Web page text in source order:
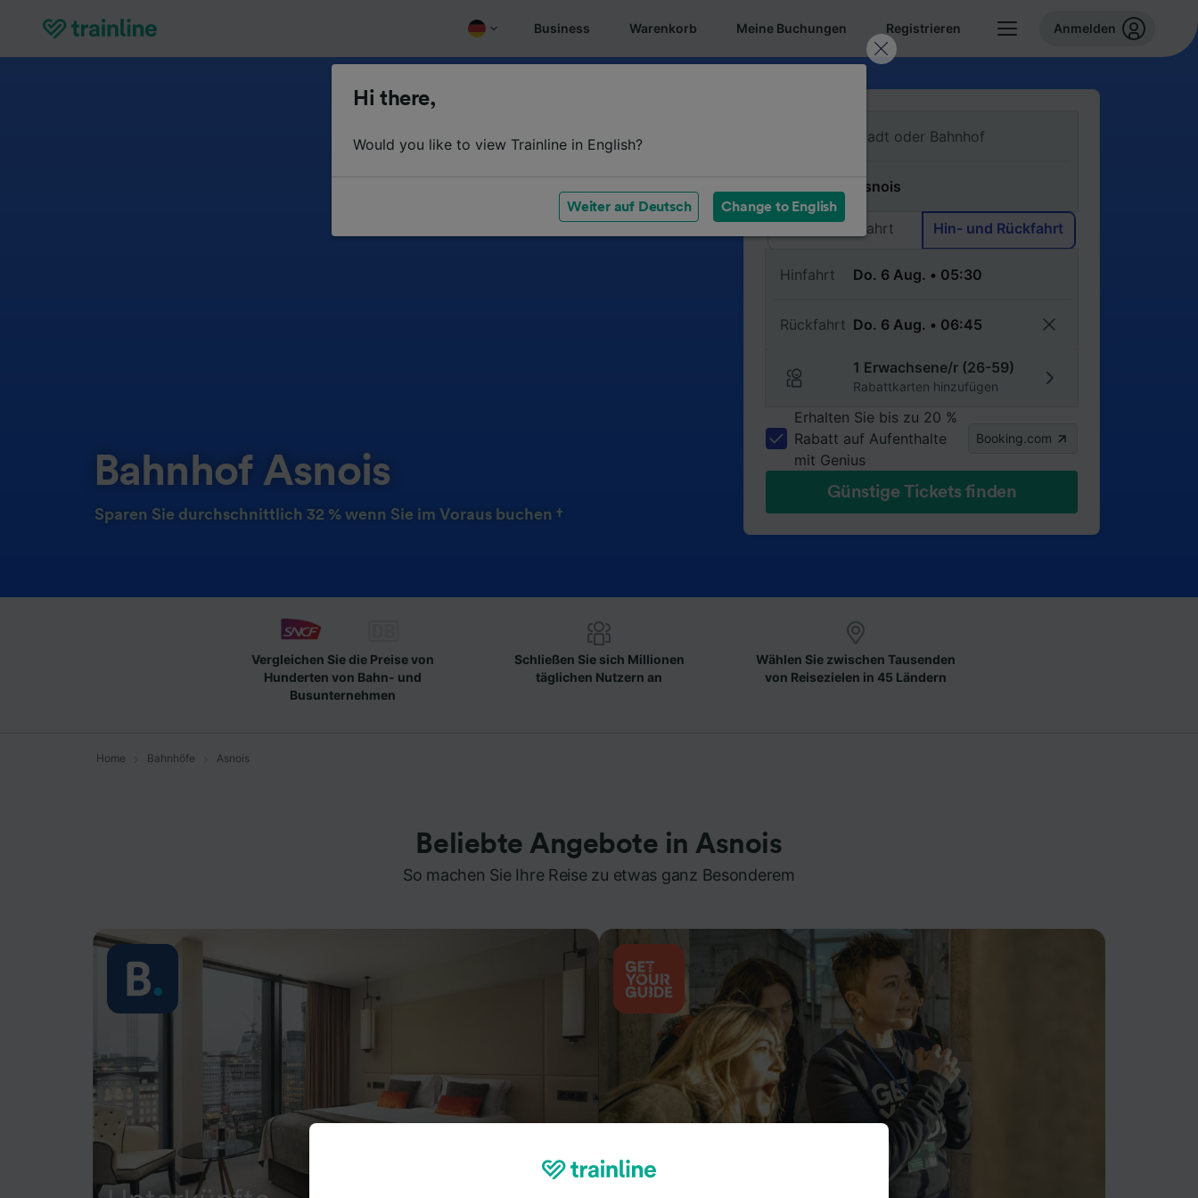
Business Warenkorb Meine Buchungen Registrieren Anmelden
Bahnhof Asnois
Sparen Sie durchschnittlich 32 % wenn Sie im Voraus buchen †
Einfache Fahrt Hin- und Rückfahrt
Hinfahrt
Rückfahrt
1 Erwachsene/r (26-59)
Rabattkarten hinzufügen
Erhalten Sie bis zu 20 %
Rabatt auf Aufenthalte
mit Genius
Booking.com
Günstige Tickets finden
Vergleichen Sie die Preise von
Hunderten von Bahn- und
Busunternehmen
Schließen Sie sich Millionen
täglichen Nutzern an
Wählen Sie zwischen Tausenden
von Reisezielen in 45 Ländern
Home Bahnhöfe Asnois
Beliebte Angebote in Asnois
So machen Sie Ihre Reise zu etwas ganz Besonderem
Hi there,
Would you like to view Trainline in English?
Weiter auf Deutsch Change to English